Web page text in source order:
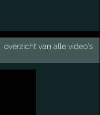
overzicht van alle video's